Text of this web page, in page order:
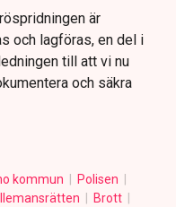
är
och lagföras, en del i
till att vi nu
och säkra
kommun
Polisen
Brott